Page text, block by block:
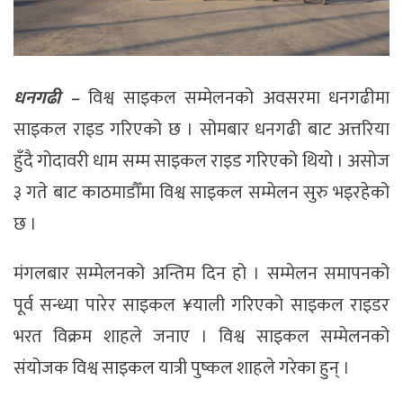
धनगढी – विश्व साइकल सम्मेलनको अवसरमा धनगढीमा
साइकल राइड गरिएको छ । सोमबार धनगढी बाट अत्तरिया
हुँदै गोदावरी धाम सम्म साइकल राइड गरिएको थियो । असोज
३ गते बाट काठमाडौँमा विश्व साइकल सम्मेलन सुरु भइरहेको
छ ।
मंगलबार सम्मेलनको अन्तिम दिन हो । सम्मेलन समापनको
पूर्व सन्ध्या पारेर साइकल ¥याली गरिएको साइकल राइडर
भरत विक्रम शाहले जनाए । विश्व साइकल सम्मेलनको
संयोजक विश्व साइकल यात्री पुष्कल शाहले गरेका हुन् ।